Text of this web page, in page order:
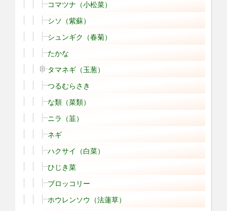
コマツナ（小松菜）
シソ（紫蘇）
シュンギク（春菊）
たかな
タマネギ（玉葱）
つるむらさき
な類（菜類）
ニラ（韮）
ネギ
ハクサイ（白菜）
ひじき菜
ブロッコリー
ホウレンソウ（法蓮草）